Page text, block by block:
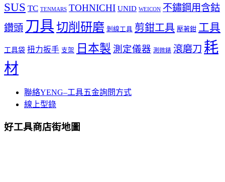
SUS TC TENMARS TOHNICHI UNID WEICON 不鏽鋼用含鈷
鑽頭 刀具切削研磨 剝線工具 剪鉗工具 壓著鉗 工具
工具袋 扭力扳手 支架 日本製 測定儀器 測微錶 滾磨刀 耗
材
聯絡YENG–工具五金詢問方式
線上型錄
好工具商店街地圖